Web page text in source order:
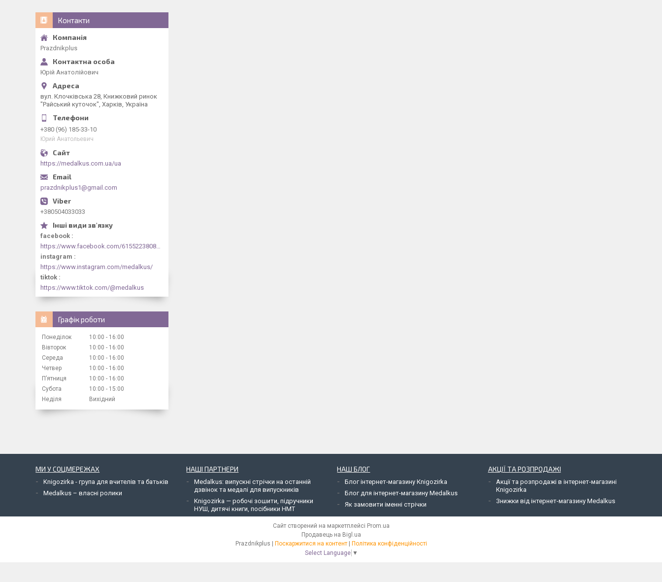
Контакти
Рrazdnikplus
Юрій Анатолійович
вул. Клочківська 28, Книжковий ринок
"Райський куточок", Харків, Україна
+380 (96) 185-33-10
Юрий Анатольевич
https://medalkus.com.ua/ua
prazdnikplus1@gmail.com
+380504033033
facebook
https://www.facebook.com/61552238084318/videos/1073030844413330/
instagram
https://www.instagram.com/medalkus/
tiktok
https://www.tiktok.com/@medalkus
Графік роботи
Понеділок 10:00
16:00
Вівторок
10:00
16:00
Середа
10:00
16:00
Четвер
10:00
16:00
Пʼятниця
10:00
16:00
Субота
10:00
15:00
Неділя
Вихідний
МИ У СОЦМЕРЕЖАХ
Knigozirka - група для вчителів та батьків
Medalkus – власні ролики
НАШІ ПАРТНЕРИ
Medalkus: випускні стрічки на останній
дзвінок та медалі для випускників
Knigozirka — робочі зошити, підручники
НУШ, дитячі книги, посібники НМТ
НАШ БЛОГ
Блог інтернет-магазину Кnigozirka
Блог для інтернет-магазину Medalkus
Як замовити іменні стрічки
АКЦІЇ ТА РОЗПРОДАЖІ
Акції та розпродажі в інтернет-магазині
Кnigozirka
Знижки від інтернет-магазину Medalkus
Сайт створений на маркетплейсі Prom.ua
Продавець на Bigl.ua
Поскаржитися на контент
Політика конфіденційності
Select Language ▼